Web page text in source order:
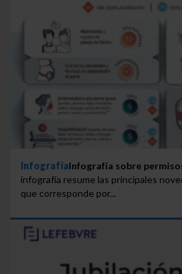
InfografíaInfografía sobre
infografía resume las principales
que corresponde por...